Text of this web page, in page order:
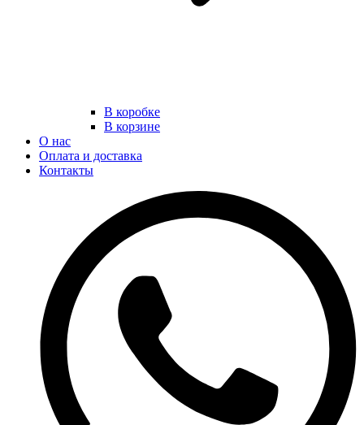
В коробке
В корзине
О нас
Оплата и доставка
Контакты